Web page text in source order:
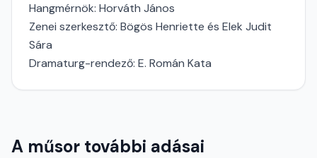
Hangmérnök: Horváth János
Zenei szerkesztő: Bögös Henriette és Elek Judit
Sára
Dramaturg-rendező: E. Román Kata
A műsor további adásai